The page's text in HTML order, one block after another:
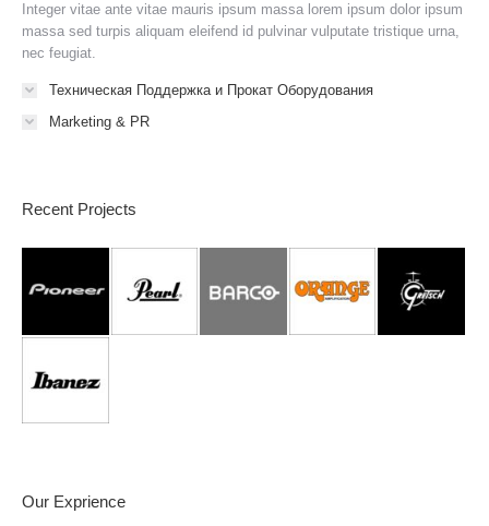
Integer vitae ante vitae mauris ipsum massa lorem ipsum dolor ipsum
massa sed turpis aliquam eleifend id pulvinar vulputate tristique urna,
nec feugiat.
Техническая Поддержка и Прокат Оборудования
Marketing & PR
Recent Projects
Our Exprience